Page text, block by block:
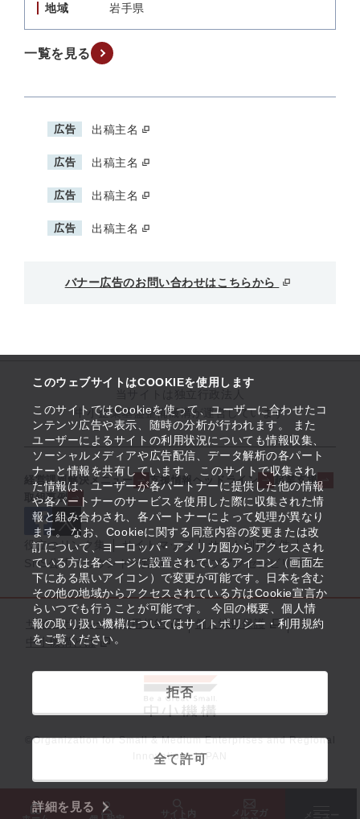
このウェブサイトはCOOKIEを使用します
このサイトではCookieを使って、ユーザーに合わせたコ
ンテンツ広告や表示、随時の分析が行われます。 また
ユーザーによるサイトの利用状況についても情報収集、
ソーシャルメディアや広告配信、データ解析の各パート
ナーと情報を共有しています。 このサイトで収集され
た情報は、ユーザーが各パートナーに提供した他の情報
や各パートナーのサービスを使用した際に収集された情
報と組み合わされ、各パートナーによって処理が異なり
ます。 なお、Cookieに関する同意内容の変更または改
訂について、ヨーロッパ・アメリカ圏からアクセスされ
ている方は各ページに設置されているアイコン（画面左
下にある黒いアイコン）で変更が可能です。日本を含む
その他の地域からアクセスされている方はCookie宣言か
らいつでも行うことが可能です。 今回の概要、個人情
報の取り扱い機構についてはサイトポリシー・利用規約
をご覧ください。
拒否
全て許可
詳細を見る
サイト内
メルマガ
地域 岩手県
一覧を見る
広告 出稿主名
広告 出稿主名
広告 出稿主名
広告 出稿主名
バナー広告のお問い合わせはこちらから
中小企業基盤整備機構が運営しています
経営課題解決メニュー 支援情報ヘッドライン
起業支援
取組事例
役立つリンク集 サイトマップ
サイト利用条件
SNS公式アカウント一覧
ウェブアクセシビリティ
サイトポリシー・利用規約
個人情報保護
中小機構とは
©Organization for Small & Medium Enterprises and Regional
Innovation, JAPAN